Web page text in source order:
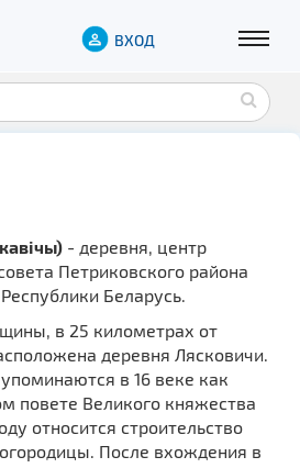
ВХОД
- деревня, центр
Петриковского района
Беларусь.
в 25 километрах от
деревня Лясковичи.
в 16 веке как
повете Великого княжества
относится строительство
После вхождения в